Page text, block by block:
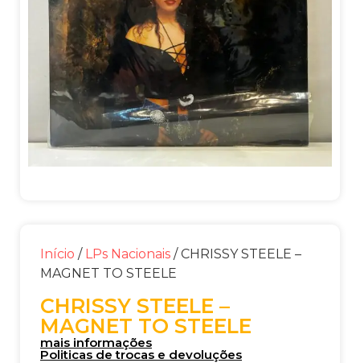
Início / LPs Nacionais / CHRISSY STEELE –
MAGNET TO STEELE
CHRISSY STEELE –
MAGNET TO STEELE
mais informações
Politicas de trocas e devoluções